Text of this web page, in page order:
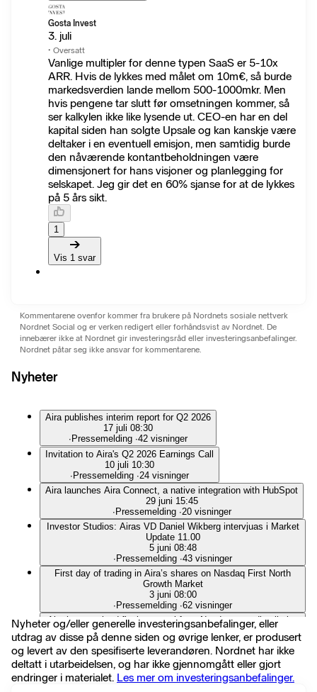
Gosta Invest
3. juli
· Oversatt
Vanlige multipler for denne typen SaaS er 5-10x
ARR. Hvis de lykkes med målet om 10m€, så burde
markedsverdien lande mellom 500-1000mkr. Men
hvis pengene tar slutt før omsetningen kommer, så
ser kalkylen ikke like lysende ut. CEO-en har en del
kapital siden han solgte Upsale og kan kanskje være
deltaker i en eventuell emisjon, men samtidig burde
den nåværende kontantbeholdningen være
dimensjonert for hans visjoner og planlegging for
selskapet. Jeg gir det en 60% sjanse for at de lykkes
på 5 års sikt.
1
Vis 1 svar
Kommentarene ovenfor kommer fra brukere på Nordnets sosiale nettverk
Nordnet Social og er verken redigert eller forhåndsvist av Nordnet. De
innebærer ikke at Nordnet gir investeringsråd eller investeringsanbefalinger.
Nordnet påtar seg ikke ansvar for kommentarene.
Nyheter
Aira publishes interim report for Q2 2026
17 juli 08:30
∙Pressemelding ∙42 visninger
Invitation to Aira's Q2 2026 Earnings Call
10 juli 10:30
∙Pressemelding ∙24 visninger
Aira launches Aira Connect, a native integration with HubSpot
29 juni 15:45
∙Pressemelding ∙20 visninger
Investor Studios: Airas VD Daniel Wikberg intervjuas i Market
Update 11.00
5 juni 08:48
∙Pressemelding ∙43 visninger
First day of trading in Aira’s shares on Nasdaq First North
Growth Market
3 juni 08:00
∙Pressemelding ∙62 visninger
Aira has received final approval from Nasdaq regarding listing
of its shares on Nasdaq First North Growth Market
1 juni 17:12
∙Pressemelding ∙11 visninger
Aira receives preliminary approval for listing on Nasdaq First
North Growth Market and publishes company description
Nyheter og/eller generelle investeringsanbefalinger, eller
utdrag av disse på denne siden og øvrige lenker, er produsert
og levert av den spesifiserte leverandøren. Nordnet har ikke
deltatt i utarbeidelsen, og har ikke gjennomgått eller gjort
endringer i materialet. Les mer om investeringsanbefalinger.